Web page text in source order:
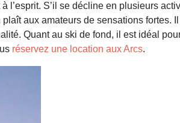
l’esprit. S’il se décline en plusieurs
aux amateurs de sensations fortes.
Quant au ski de fond, il est idéal
réservez une location aux Arcs.